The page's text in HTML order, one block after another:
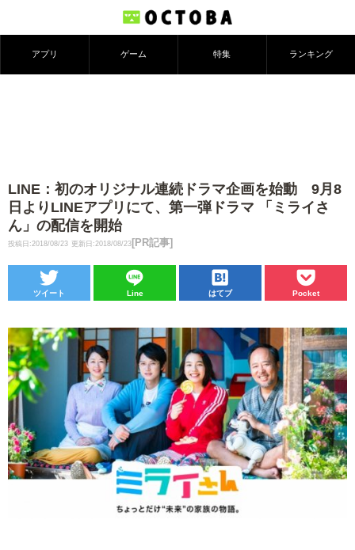
アプリ ゲーム 特集 ランキング
LINE：初のオリジナル連続ドラマ企画を始動 9月8
日よりLINEアプリにて、第一弾ドラマ 「ミライさ
ん」の配信を開始
投稿日:2018/08/23 更新日:2018/08/23 [PR記事]
ツイート Line はてブ Pocket